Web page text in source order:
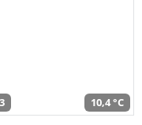
10,4 °C